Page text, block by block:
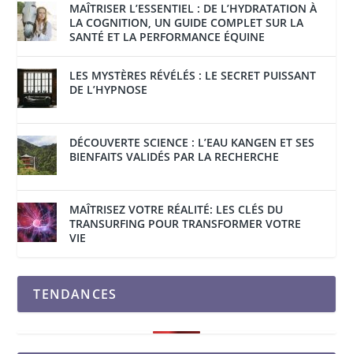
MAÎTRISER L’ESSENTIEL : DE L’HYDRATATION À
LA COGNITION, UN GUIDE COMPLET SUR LA
SANTÉ ET LA PERFORMANCE ÉQUINE
LES MYSTÈRES RÉVÉLÉS : LE SECRET PUISSANT
DE L’HYPNOSE
DÉCOUVERTE SCIENCE : L’EAU KANGEN ET SES
BIENFAITS VALIDÉS PAR LA RECHERCHE
MAÎTRISEZ VOTRE RÉALITÉ: LES CLÉS DU
TRANSURFING POUR TRANSFORMER VOTRE
VIE
TENDANCES